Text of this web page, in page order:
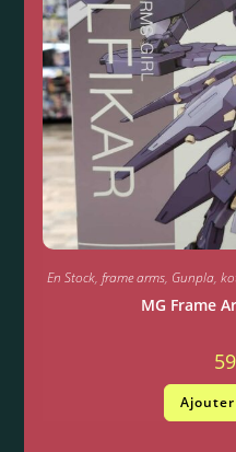
En Stock, frame arms, Gunpla,
MG Frame